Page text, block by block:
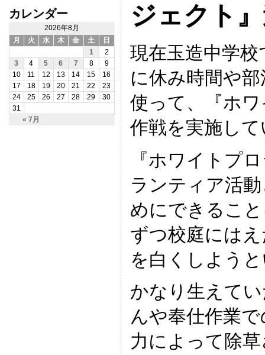
カレンダー
2026年8月
月
火 水 木 金 土 日
« 7月
1
2
3
4 5 6 7 8
9
10
11 12 13 14 15
16
17
18 19 20 21 22
23
24
25 26 27 28 29
30
31
ジェクト
現在玉造中学
に休み時間や
使って、『ホ
作戦を実施し
『ホワイトプ
ランティア活
めにできるこ
ずつ校庭には
を白くしよう
かなり生えて
んや奉仕作業
力によって除